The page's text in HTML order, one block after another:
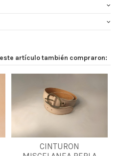
artículo también compraron:
CINTURON
95 100